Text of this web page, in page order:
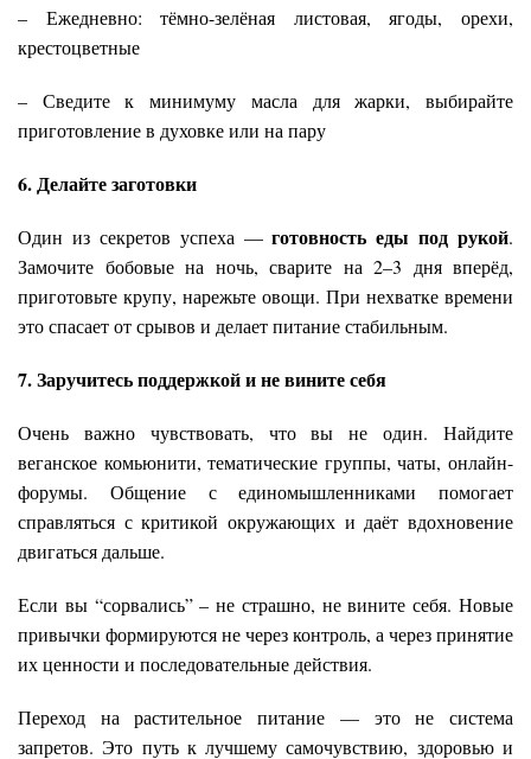
– Ежедневно: тёмно-зелёная листовая, ягоды, орехи,
крестоцветные
– Сведите к минимуму масла для жарки, выбирайте
приготовление в духовке или на пару
6. Делайте заготовки
Один из секретов успеха —готовность еды под рукой.
Замочите бобовые на ночь, сварите на 2–3 дня вперёд,
приготовьте крупу, нарежьте овощи. При нехватке времени
это спасает от срывов и делает питание стабильным.
7. Заручитесь поддержкой и не вините себя
Очень важно чувствовать, что вы не один. Найдите
веганское комьюнити, тематические группы, чаты, онлайн-
форумы. Общение с единомышленниками помогает
справляться с критикой окружающих и даёт вдохновение
двигаться дальше.
Если вы “сорвались” – не страшно, не вините себя. Новые
привычки формируются не через контроль, а через принятие
их ценности и последовательные действия.
Переход на растительное питание — это не система
запретов. Это путь к лучшему самочувствию, здоровью и